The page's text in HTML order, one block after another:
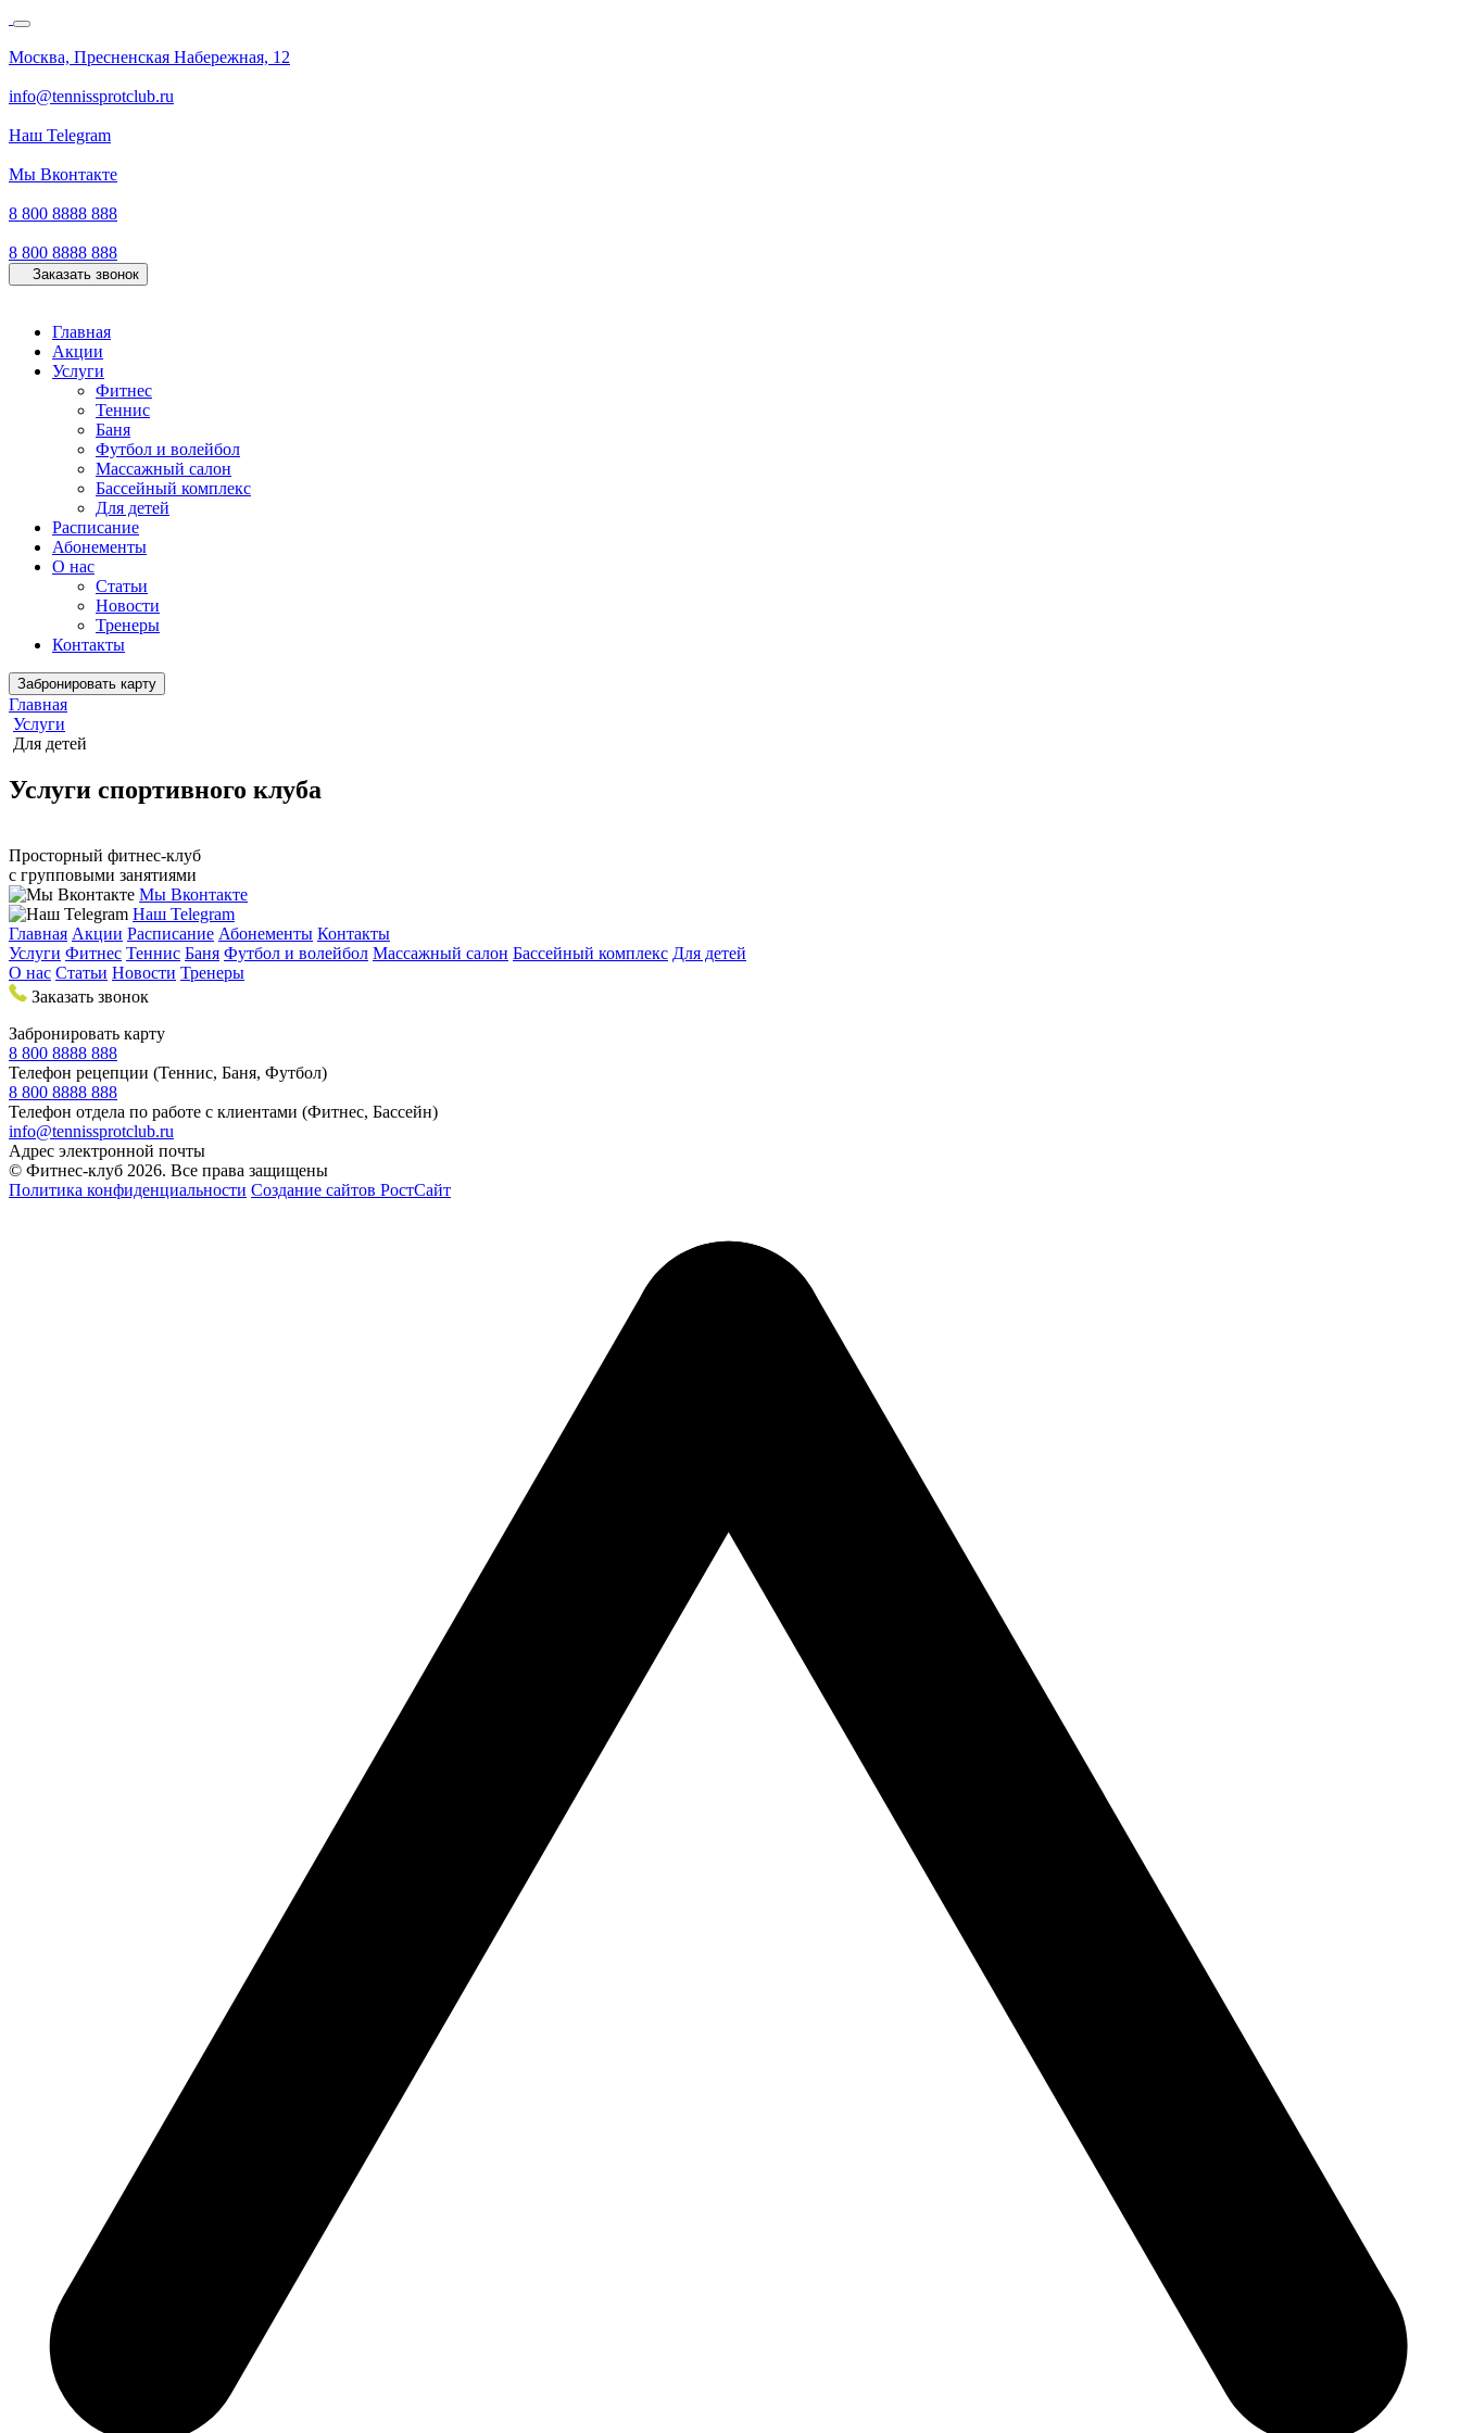
Москва, Пресненская Набережная, 12
info@tennissprotclub.ru
Наш Telegram
Мы Вконтакте
8 800 8888 888
8 800 8888 888
Заказать звонок
Главная
Акции
Услуги
Фитнес
Теннис
Баня
Футбол и волейбол
Массажный салон
Бассейный комплекс
Для детей
Расписание
Абонементы
О нас
Статьи
Новости
Тренеры
Контакты
Забронировать карту
Главная
Услуги
Для детей
Услуги спортивного клуба
Просторный фитнес-клуб
с групповыми занятиями
Мы Вконтакте
Наш Telegram
Главная Акции Расписание Абонементы Контакты
Услуги Фитнес Теннис Баня Футбол и волейбол Массажный салон Бассейный комплекс Для детей
О нас Статьи Новости Тренеры
Заказать звонок
Забронировать карту
8 800 8888 888
Телефон рецепции (Теннис, Баня, Футбол)
8 800 8888 888
Телефон отдела по работе с клиентами (Фитнес, Бассейн)
info@tennissprotclub.ru
Адрес электронной почты
© Фитнес-клуб 2026. Все права защищены
Политика конфиденциальности Создание сайтов РостСайт